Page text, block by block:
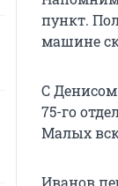
пункт.
машине
С
75-го
Малых
Иванов